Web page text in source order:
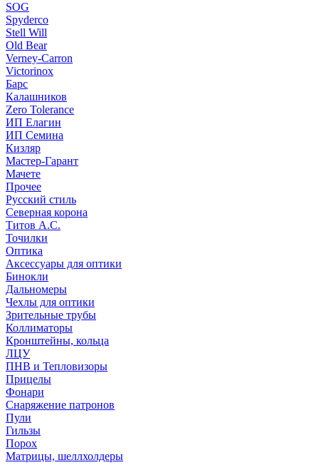
SOG
Spyderco
Stell Will
Old Bear
Verney-Carron
Victorinox
Барс
Калашников
Zero Tolerance
ИП Елагин
ИП Семина
Кизляр
Мастер-Гарант
Мачете
Прочее
Русский стиль
Северная корона
Титов А.С.
Точилки
Оптика
Аксессуары для оптики
Бинокли
Дальномеры
Чехлы для оптики
Зрительные трубы
Коллиматоры
Кронштейны, кольца
ЛЦУ
ПНВ и Тепловизоры
Прицелы
Фонари
Снаряжение патронов
Пули
Гильзы
Порох
Матрицы, шеллхолдеры